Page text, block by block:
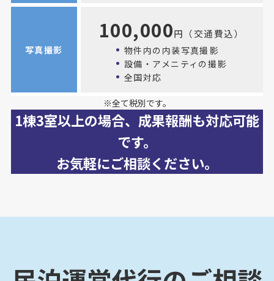
写真撮影
100,000円（交通費込）
物件内の内装写真撮影
設備・アメニティの撮影
全国対応
※全て税別です。
1棟3室以上の場合、成果報酬も対応可能
です。
お気軽にご相談ください。